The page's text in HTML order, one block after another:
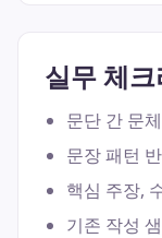
실무 체
문단 간 문
문장 패턴
핵심 주장,
기존 작성